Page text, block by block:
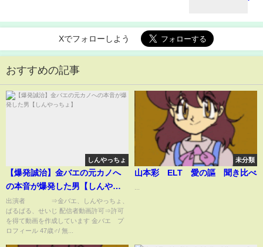
Xでフォローしよう
おすすめの記事
しんやっちょ
【爆発誠治】金バエの元カノへ
の本音が爆発した男【しんやっ
ちょ】
出演者 ⇒金バエ、しんやっちょ、
ぱるぱる、せいじ 配信者動画許可⇒許可
を得て動画を作成しています 金バエ プ
ロフィール 47歳♂/ 無...
未分類
山本彩 ELT 愛の謳 聞き比べ